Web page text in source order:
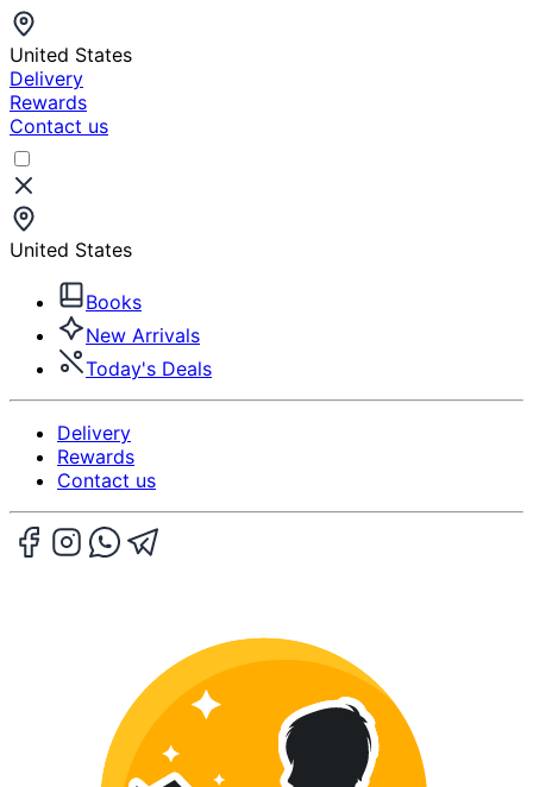
United States
Delivery
Rewards
Contact us
United States
Books
New Arrivals
Today's Deals
Delivery
Rewards
Contact us